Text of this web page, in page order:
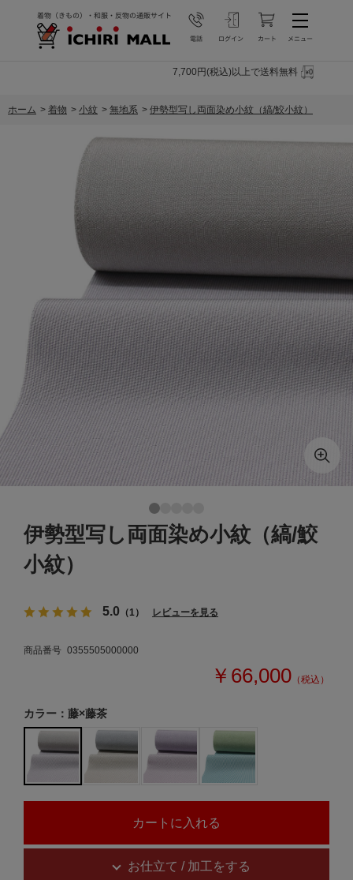
7,700円(税込)以上で送料無料
ホーム > 着物 > 小紋 > 無地系 > 伊勢型写し両面染め小紋（縞/鮫小紋）
伊勢型写し両面染め小紋（縞/鮫
小紋）
5.0 （1） レビューを見る
商品番号 0355505000000
￥66,000 （税込）
カラー：藤×藤茶
お仕立て / 加工をする